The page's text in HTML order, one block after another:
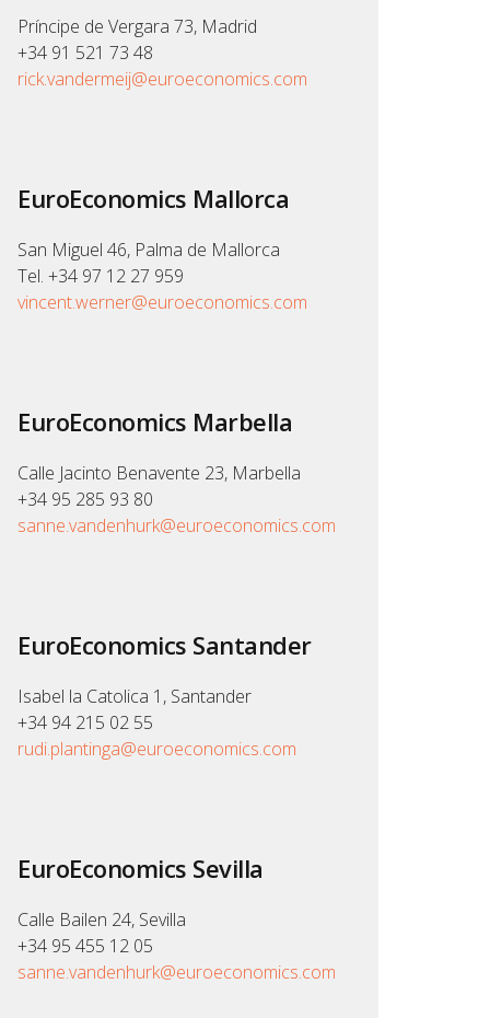
Príncipe de Vergara 73, Madrid
+34 91 521 73 48
rick.vandermeij@euroeconomics.com
EuroEconomics Mallorca
San Miguel 46, Palma de Mallorca
Tel. +34 97 12 27 959
vincent.werner@euroeconomics.com
EuroEconomics Marbella
Calle Jacinto Benavente 23, Marbella
+34 95 285 93 80
sanne.vandenhurk@euroeconomics.com
EuroEconomics Santander
Isabel la Catolica 1, Santander
+34 94 215 02 55
rudi.plantinga@euroeconomics.com
EuroEconomics Sevilla
Calle Bailen 24, Sevilla
+34 95 455 12 05
sanne.vandenhurk@euroeconomics.com